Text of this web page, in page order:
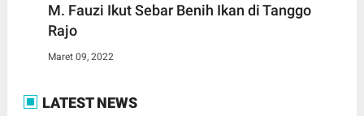
M. Fauzi Ikut Sebar Benih Ikan di Tanggo
Rajo
Maret 09, 2022
LATEST NEWS